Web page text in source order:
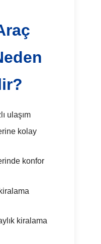
ulaşım
kolay
konfor
kiralama